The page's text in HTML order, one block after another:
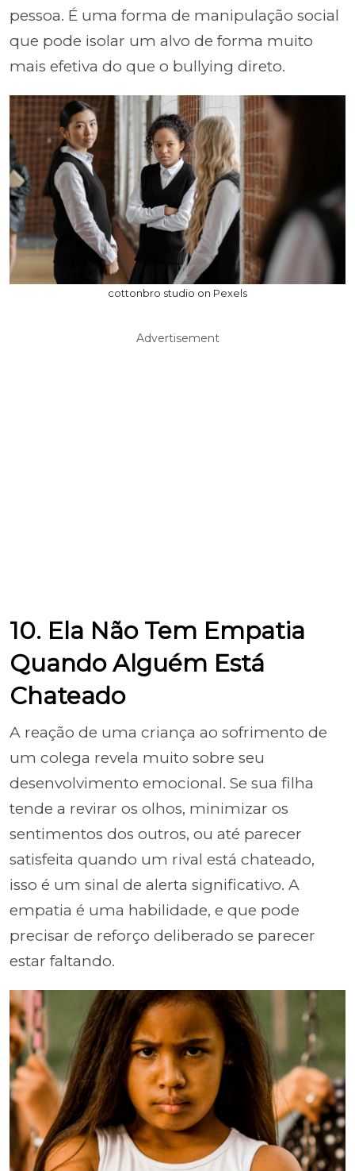
pessoa. É uma forma de manipulação social
que pode isolar um alvo de forma muito
mais efetiva do que o bullying direto.
cottonbro studio on Pexels
Advertisement
10. Ela Não Tem Empatia
Quando Alguém Está
Chateado
A reação de uma criança ao sofrimento de
um colega revela muito sobre seu
desenvolvimento emocional. Se sua filha
tende a revirar os olhos, minimizar os
sentimentos dos outros, ou até parecer
satisfeita quando um rival está chateado,
isso é um sinal de alerta significativo. A
empatia é uma habilidade, e que pode
precisar de reforço deliberado se parecer
estar faltando.